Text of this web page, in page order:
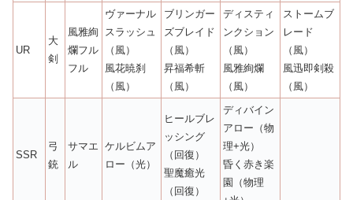
UR
大
剣
風雅絢
爛フル
フル
ヴァーナル
スラッシュ
（風）
風花暁刹
（風）
ブリンガー
ズブレイド
（風）
昇福希斬
（風）
ディスティ
ンクション
（風）
風雅絢爛
（風）
ストームブ
レード
（風）
風迅即剣殺
（風）
SSR
弓
銃
サマエ
ル
ケルビムア
ロー（光）
ヒールブレ
ッシング
（回復）
聖魔癒光
（回復）
ディバイン
アロー（物
理+光）
昏く赤き楽
園（物理